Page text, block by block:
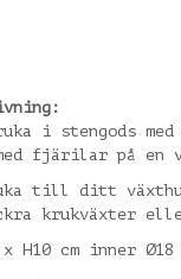
i stengods
med fjärilar på en
till ditt
krukväxter
H10 cm inner Ø18